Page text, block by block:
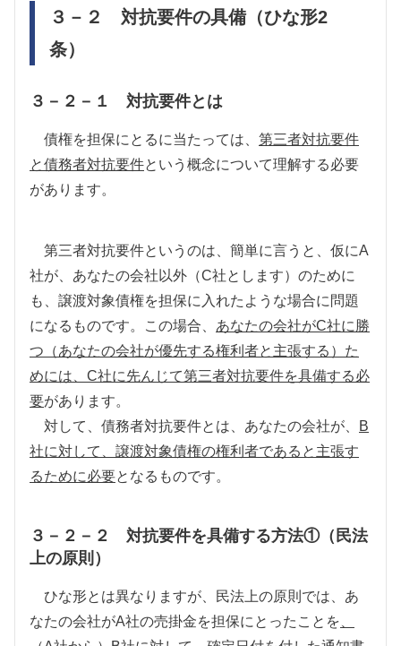
３－２ 対抗要件の具備（ひな形2
条）
３－２－１ 対抗要件とは
債権を担保にとるに当たっては、 第三者対抗要件
と債務者対抗要件という概念について理解する必要
があります。
第三者対抗要件というのは、簡単に言うと、仮にA
社が、あなたの会社以外（C社とします）のために
も、譲渡対象債権を担保に入れたような場合に問題
になるものです。この場合、 あなたの会社がC社に勝
つ（あなたの会社が優先する権利者と主張する）た
めには、 C社に先んじて第三者対抗要件を具備する必
要があります。
対して、債務者対抗要件とは、あなたの会社が、
B
社に対して、譲渡対象債権の権利者であると主張す
るために必要となるものです。
３－２－２ 対抗要件を具備する方法①（民法
上の原則）
ひな形とは異なりますが、民法上の原則では、あ
なたの会社がA社の売掛金を担保にとったことを